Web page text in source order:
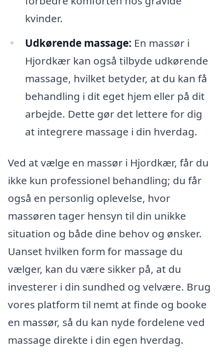
kvinder.
Udkørende massage: En massør i
Hjordkær kan også tilbyde udkørende
massage, hvilket betyder, at du kan få
behandling i dit eget hjem eller på dit
arbejde. Dette gør det lettere for dig
at integrere massage i din hverdag.
Ved at vælge en massør i Hjordkær, får du
ikke kun professionel behandling; du får
også en personlig oplevelse, hvor
massøren tager hensyn til din unikke
situation og både dine behov og ønsker.
Uanset hvilken form for massage du
vælger, kan du være sikker på, at du
investerer i din sundhed og velvære. Brug
vores platform til nemt at finde og booke
en massør, så du kan nyde fordelene ved
massage direkte i din egen hverdag.